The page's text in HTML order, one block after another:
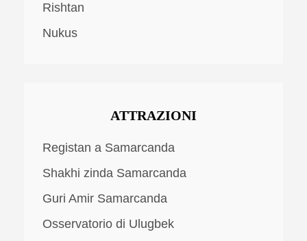
Rishtan
Nukus
ATTRAZIONI
Registan a Samarcanda
Shakhi zinda Samarcanda
Guri Amir Samarcanda
Osservatorio di Ulugbek